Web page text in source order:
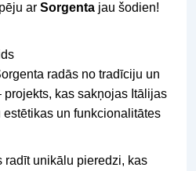
ar Sorgenta jau šodien!
radās no tradīciju un
kas sakņojas Itālijas
un funkcionalitātes
radīt unikālu pieredzi, kas